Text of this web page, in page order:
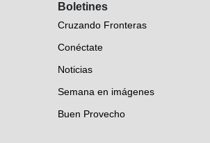
Boletines
Cruzando Fronteras
Conéctate
Noticias
Semana en imágenes
Buen Provecho